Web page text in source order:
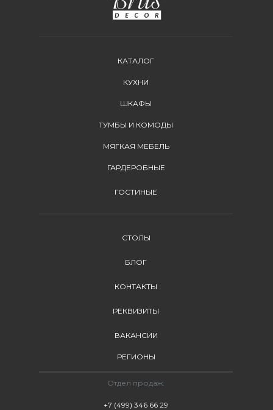
КАТАЛОГ
КУХНИ
ШКАФЫ
ТУМБЫ И КОМОДЫ
МЯГКАЯ МЕБЕЛЬ
ГАРДЕРОБНЫЕ
ГОСТИНЫЕ
БЛОГ
КОНТАКТЫ
РЕКВИЗИТЫ
СТОЛЫ
Отдел продаж:
+7 (499) 346 66 29
ВАКАНСИИ
РЕГИОНЫ